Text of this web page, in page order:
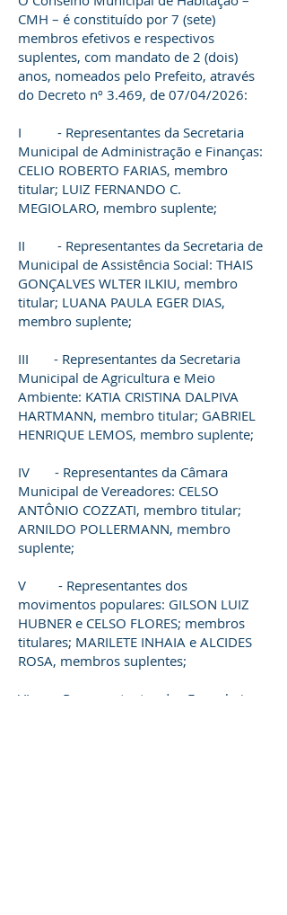
CMH – é constituído por 7 (sete)
membros efetivos e respectivos
suplentes, com mandato de 2 (dois)
anos, nomeados pelo Prefeito, através
do Decreto nº 3.469, de 07/04/2026:
I - Representantes da Secretaria
Municipal de Administração e Finanças:
CELIO ROBERTO FARIAS, membro
titular; LUIZ FERNANDO C.
MEGIOLARO, membro suplente;
II - Representantes da Secretaria de
Municipal de Assistência Social: THAIS
GONÇALVES WLTER ILKIU, membro
titular; LUANA PAULA EGER DIAS,
membro suplente;
III - Representantes da Secretaria
Municipal de Agricultura e Meio
Ambiente: KATIA CRISTINA DALPIVA
HARTMANN, membro titular; GABRIEL
HENRIQUE LEMOS, membro suplente;
IV - Representantes da Câmara
Municipal de Vereadores: CELSO
ANTÔNIO COZZATI, membro titular;
ARNILDO POLLERMANN, membro
suplente;
V - Representantes dos
movimentos populares: GILSON LUIZ
HUBNER e CELSO FLORES; membros
titulares; MARILETE INHAIA e ALCIDES
ROSA, membros suplentes;
VI - Representantes dos Engenheiros